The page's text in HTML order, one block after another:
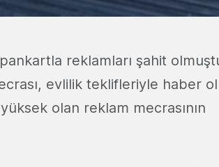
reklamları şahit
evlilik teklifleriyle haber
olan reklam mecrasının